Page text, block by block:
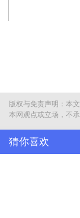
版权与免责声明：本
本网观点或立场，不
猜你喜欢